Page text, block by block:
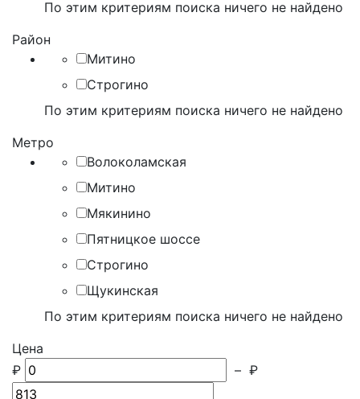
По этим критериям поиска ничего не найдено
Район
Митино
Строгино
По этим критериям поиска ничего не найдено
Метро
Волоколамская
Митино
Мякинино
Пятницкое шоссе
Строгино
Щукинская
По этим критериям поиска ничего не найдено
Цена
₽
– ₽